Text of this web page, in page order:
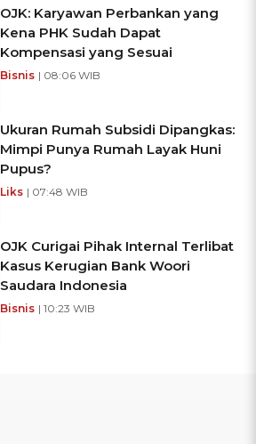
OJK: Karyawan Perbankan yang
Kena PHK Sudah Dapat
Kompensasi yang Sesuai
Bisnis | 08:06 WIB
Ukuran Rumah Subsidi Dipangkas:
Mimpi Punya Rumah Layak Huni
Pupus?
Liks | 07:48 WIB
OJK Curigai Pihak Internal Terlibat
Kasus Kerugian Bank Woori
Saudara Indonesia
Bisnis | 10:23 WIB